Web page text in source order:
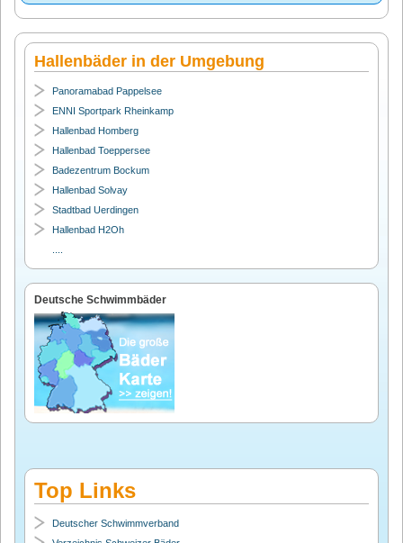
Hallenbäder in der Umgebung
Panoramabad Pappelsee
ENNI Sportpark Rheinkamp
Hallenbad Homberg
Hallenbad Toeppersee
Badezentrum Bockum
Hallenbad Solvay
Stadtbad Uerdingen
Hallenbad H2Oh
Deutsche Schwimmbäder
Top Links
Deutscher Schwimmverband